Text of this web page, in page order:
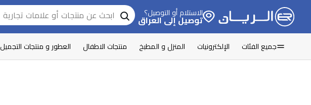
الاستلام أو التوصيل؟
توصيل إلى العراق
جميع الفئات الإلكترونيات المنزل و المطبخ منتجات الاطفال العطور و منتجات التجميل